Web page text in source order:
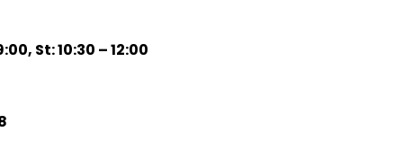
St: 10:30 – 12:00